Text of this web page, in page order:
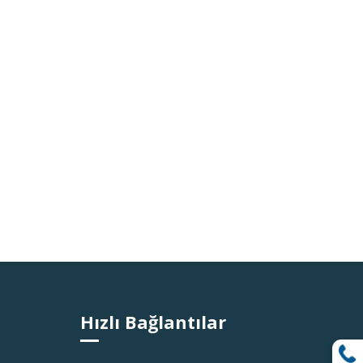
Hızlı Bağlantılar